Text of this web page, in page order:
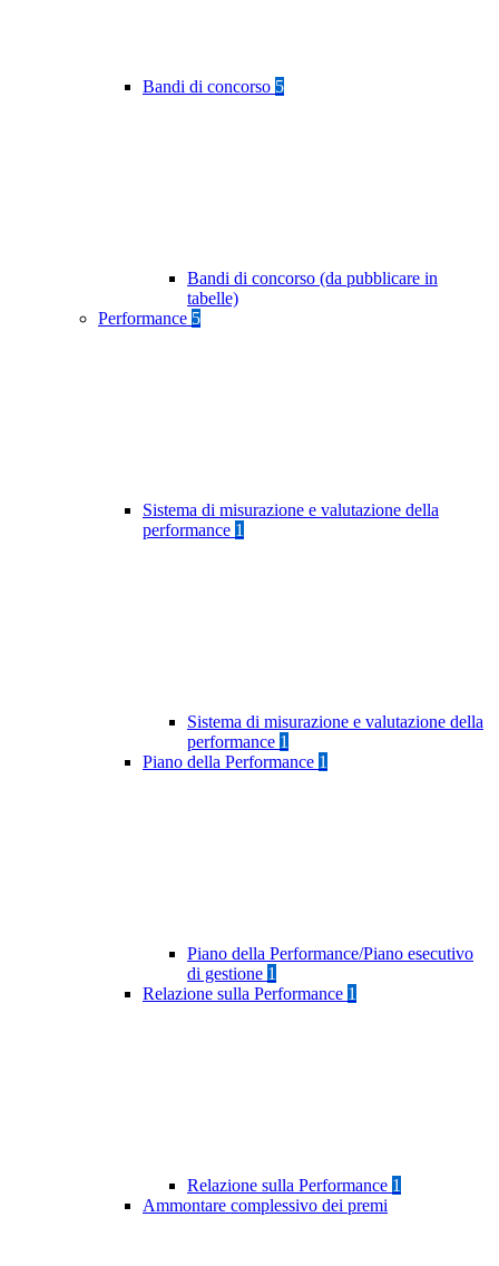
Bandi di concorso 5
Bandi di concorso (da pubblicare in
tabelle)
Performance 5
Sistema di misurazione e valutazione della
performance 1
Sistema di misurazione e valutazione della
performance 1
Piano della Performance 1
Piano della Performance/Piano esecutivo
di gestione 1
Relazione sulla Performance 1
Relazione sulla Performance 1
Ammontare complessivo dei premi